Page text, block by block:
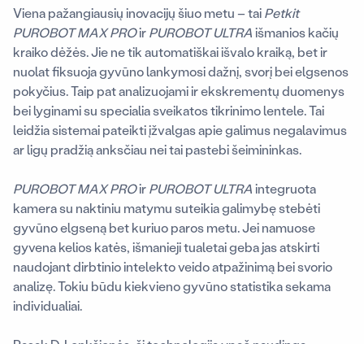
Viena pažangiausių inovacijų šiuo metu – taiPetkit
PUROBOT MAX PROirPUROBOT ULTRAišmanios kačių
kraiko dėžės. Jie ne tik automatiškai išvalo kraiką, bet ir
nuolat fiksuoja gyvūno lankymosi dažnį, svorį bei elgsenos
pokyčius. Taip pat analizuojami ir ekskrementų duomenys
bei lyginami su specialia sveikatos tikrinimo lentele. Tai
leidžia sistemai pateikti įžvalgas apie galimus negalavimus
ar ligų pradžią anksčiau nei tai pastebi šeimininkas.
PUROBOT MAX PROirPUROBOT ULTRAintegruota
kamera su naktiniu matymu suteikia galimybę stebėti
gyvūno elgseną bet kuriuo paros metu. Jei namuose
gyvena kelios katės, išmanieji tualetai geba jas atskirti
naudojant dirbtinio intelekto veido atpažinimą bei svorio
analizę. Tokiu būdu kiekvieno gyvūno statistika sekama
individualiai.